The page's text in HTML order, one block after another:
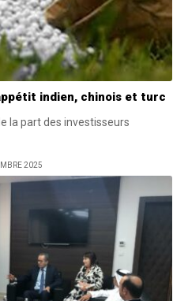
indien, chinois et turc
la part des investisseurs
2025